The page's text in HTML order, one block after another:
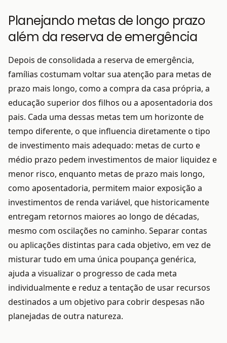
Planejando metas de longo prazo
além da reserva de emergência
Depois de consolidada a reserva de emergência,
famílias costumam voltar sua atenção para metas de
prazo mais longo, como a compra da casa própria, a
educação superior dos filhos ou a aposentadoria dos
pais. Cada uma dessas metas tem um horizonte de
tempo diferente, o que influencia diretamente o tipo
de investimento mais adequado: metas de curto e
médio prazo pedem investimentos de maior liquidez e
menor risco, enquanto metas de prazo mais longo,
como aposentadoria, permitem maior exposição a
investimentos de renda variável, que historicamente
entregam retornos maiores ao longo de décadas,
mesmo com oscilações no caminho. Separar contas
ou aplicações distintas para cada objetivo, em vez de
misturar tudo em uma única poupança genérica,
ajuda a visualizar o progresso de cada meta
individualmente e reduz a tentação de usar recursos
destinados a um objetivo para cobrir despesas não
planejadas de outra natureza.